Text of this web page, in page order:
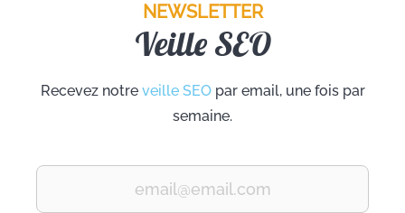
NEWSLETTER
Veille SEO
Recevez notre veille SEOpar email, une fois par
semaine.